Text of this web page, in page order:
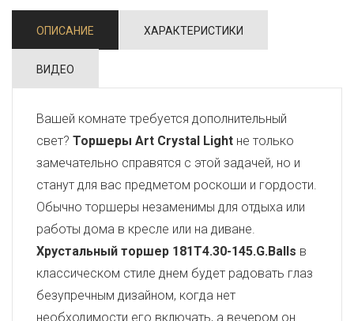
ОПИСАНИЕ ХАРАКТЕРИСТИКИ
ВИДЕО
Вашей комнате требуется дополнительный
свет? Торшеры Art Crystal Light не только
замечательно справятся с этой задачей, но и
станут для вас предметом роскоши и гордости.
Обычно торшеры незаменимы для отдыха или
работы дома в кресле или на диване.
Хрустальный торшер 181T4.30-145.G.Balls в
классическом стиле днем будет радовать глаз
безупречным дизайном, когда нет
необходимости его включать, а вечером он